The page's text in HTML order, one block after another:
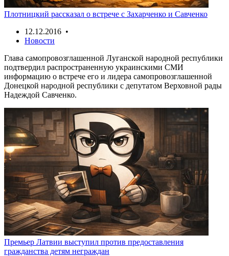
Плотницкий рассказал о встрече с Захарченко и Савченко
12.12.2016 •
Новости
Глава самопровозглашенной Луганской народной республики
подтвердил распространенную украинскими СМИ
информацию о встрече его и лидера самопровозглашенной
Донецкой народной республики с депутатом Верховной рады
Надеждой Савченко.
Премьер Латвии выступил против предоставления
гражданства детям неграждан